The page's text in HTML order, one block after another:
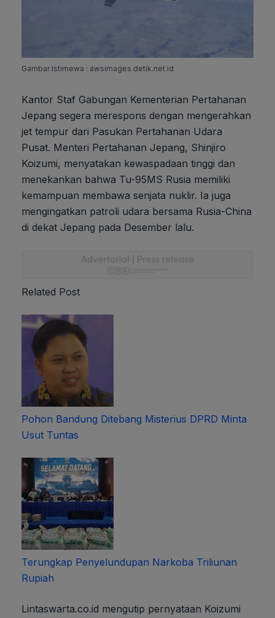
Gambar Istimewa : awsimages.detik.net.id
Kantor Staf Gabungan Kementerian Pertahanan
Jepang segera merespons dengan mengerahkan
jet tempur dari Pasukan Pertahanan Udara
Pusat. Menteri Pertahanan Jepang, Shinjiro
Koizumi, menyatakan kewaspadaan tinggi dan
menekankan bahwa Tu-95MS Rusia memiliki
kemampuan membawa senjata nuklir. Ia juga
mengingatkan patroli udara bersama Rusia-China
di dekat Jepang pada Desember lalu.
Related Post
Pohon Bandung Ditebang Misterius DPRD Minta
Usut Tuntas
Terungkap Penyelundupan Narkoba Triliunan
Rupiah
Lintaswarta.co.id mengutip pernyataan Koizumi